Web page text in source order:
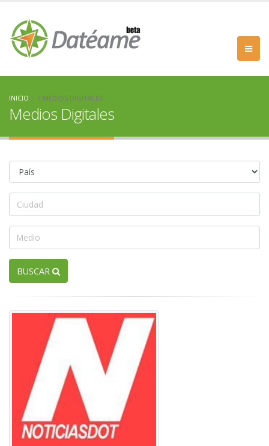
INICIO MEDIOS DIGITALES
Medios Digitales
BUSCAR